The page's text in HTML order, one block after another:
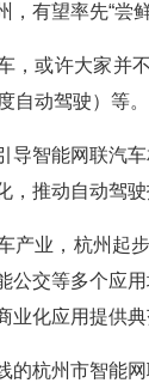
有望率先“尝鲜
，或许大家并
自动驾驶）等。
导智能网联汽
，推动自动驾
产业，杭州起
公交等多个应
业化应用提供典
的杭州市智能